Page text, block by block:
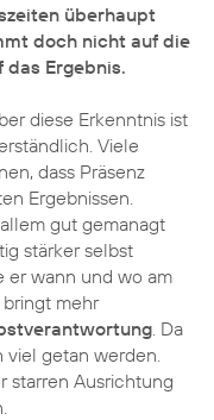
überhaupt
doch nicht auf die
Ergebnis.
diese Erkenntnis ist
Viele
dass Präsenz
Ergebnissen.
gut gemanagt
stärker selbst
er wann und wo am
mehr
. Da
getan werden.
starren Ausrichtung